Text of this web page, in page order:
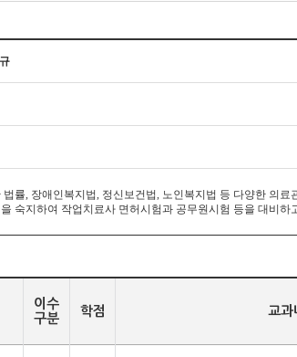
률, 장애인복지법, 정신보건법, 노인복지법 등 다양한 의료
숙지하여 작업치료사 면허시험과 공무원시험 등을 대비하
이수
구분
학점 교과